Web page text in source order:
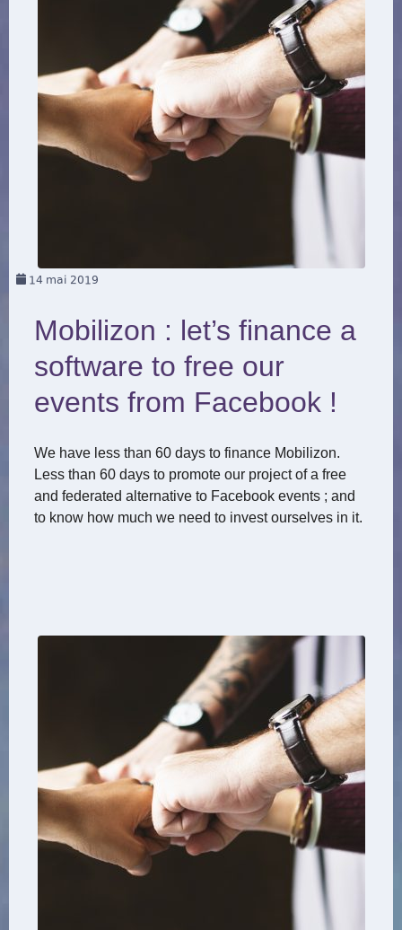
14 mai 2019
Mobilizon : let’s finance a
software to free our
events from Facebook !
We have less than 60 days to finance Mobilizon.
Less than 60 days to promote our project of a free
and federated alternative to Facebook events ; and
to know how much we need to invest ourselves in it.